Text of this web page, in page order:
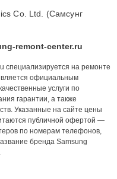
Co. Ltd. (Самсунг
remont-center.ru
специализируется на ремонте
официальным
услуги по
гарантии, а также
Указанные на сайте цены
публичной офертой —
по номерам телефонов,
бренда Samsung